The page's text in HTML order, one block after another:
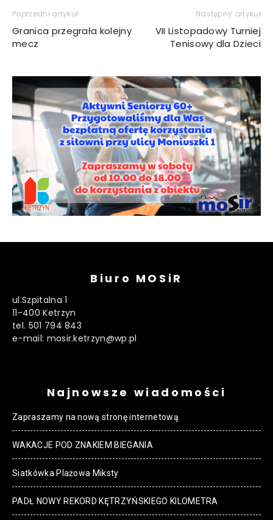
Poprzedni artykuł
Granica przegrała kolejny
mecz
Następny artykuł
VII Listopadowy Turniej
Tenisowy dla Dzieci
Biuro MOSiR
ul.Szpitalna 1
11-400 Ketrzyn
tel. 501 794 843
e-mail: mosir.ketrzyn@wp.pl
Najnowsze wiadomości
Zapraszamy na nową stronę internetową
WAKACJE POD ZNAKIEM BIEGANIA
Siatkówka Plażowa Miksty
PADŁ NOWY REKORD KĘTRZYŃSKIEGO KILOMETRA